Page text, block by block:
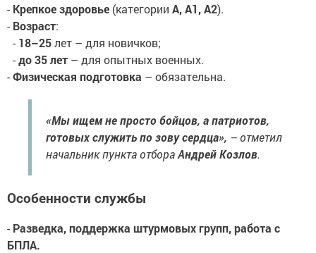
- Крепкое здоровье (категории А, А1, А2).
- Возраст:
- 18–25лет – для новичков;
-до 35 лет – для опытных военных.
-Физическая подготовка – обязательна.
«Мы ищем не просто бойцов, а патриотов,
готовых служить по зову сердца», – отметил
начальник пункта отбораАндрей Козлов.
Особенности службы
- Разведка, поддержка штурмовых групп, работа с
БПЛА.